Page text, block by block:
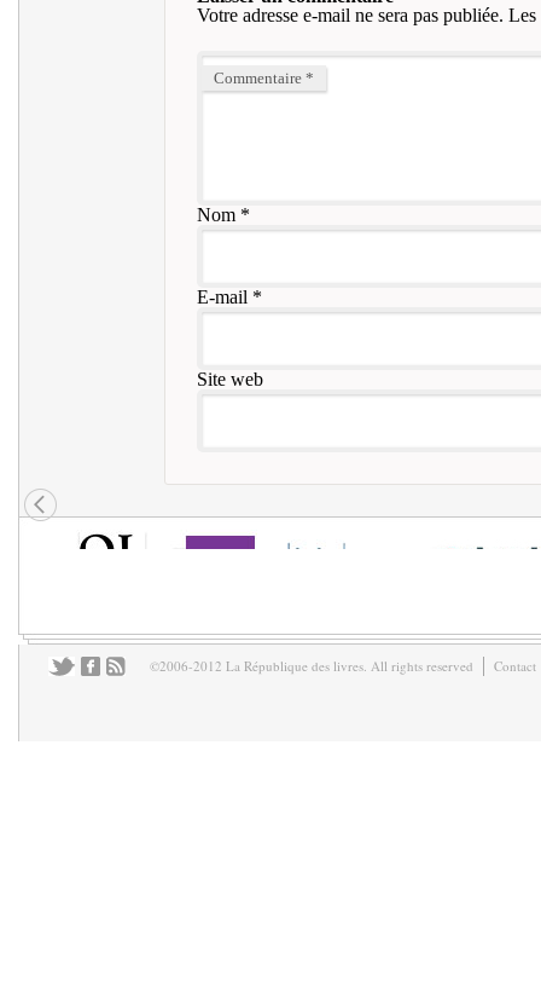
Votre adresse e-mail ne sera pas publiée. Les
Commentaire *
Nom*
E-mail *
Site web
©2006-2012 La République des livres. All rights reserved Contact